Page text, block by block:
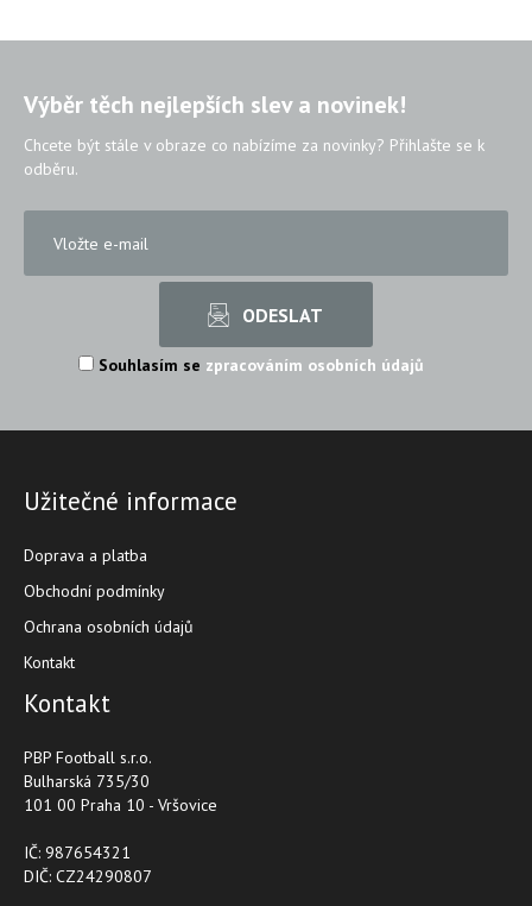
Výběr těch nejlepších slev a novinek!
Chcete být stále v obraze co nabízíme za novinky? Přihlašte se k
odběru.
Souhlasím se zpracováním osobních údajů
Užitečné informace
Doprava a platba
Obchodní podmínky
Ochrana osobních údajů
Kontakt
Kontakt
PBP Football s.r.o.
Bulharská 735/30
101 00 Praha 10 - Vršovice
IČ: 987654321
DIČ: CZ24290807